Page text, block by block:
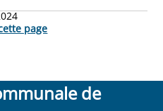
page
de